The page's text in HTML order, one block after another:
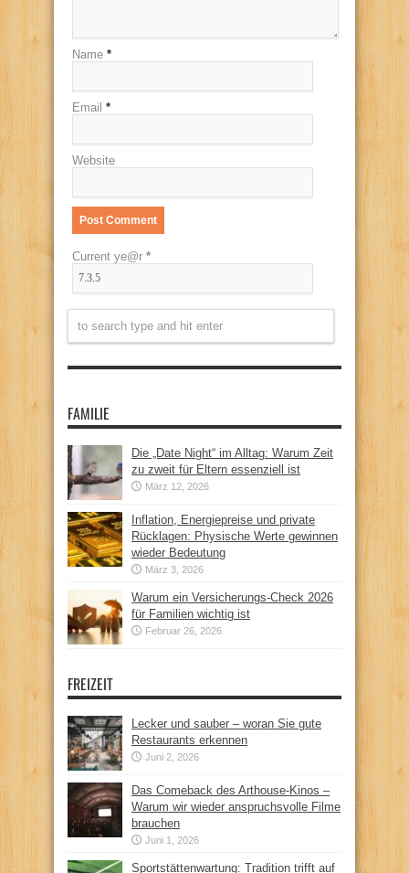
Name *
Email *
Website
Current ye@r *
FAMILIE
Die „Date Night“ im Alltag: Warum Zeit
zu zweit für Eltern essenziell ist
März 12, 2026
Inflation, Energiepreise und private
Rücklagen: Physische Werte gewinnen
wieder Bedeutung
März 3, 2026
Warum ein Versicherungs-Check 2026
für Familien wichtig ist
Februar 26, 2026
FREIZEIT
Lecker und sauber – woran Sie gute
Restaurants erkennen
Juni 2, 2026
Das Comeback des Arthouse-Kinos –
Warum wir wieder anspruchsvolle Filme
brauchen
Juni 1, 2026
Sportstättenwartung: Tradition trifft auf